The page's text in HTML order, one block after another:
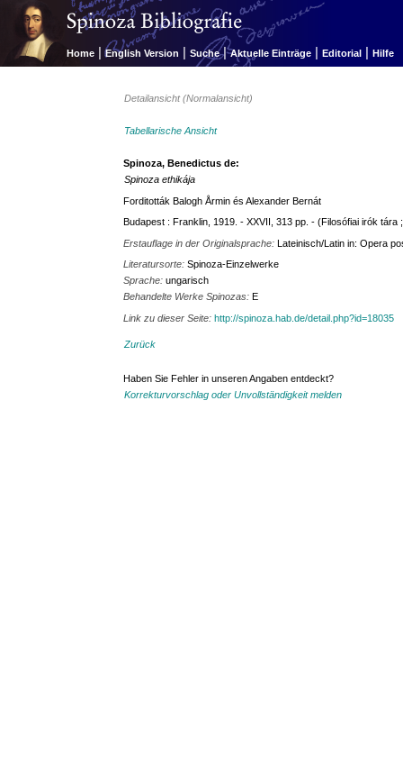
Home | English Version | Suche | Aktuelle Einträge | Editorial | Hilfe
Detailansicht (Normalansicht)
Tabellarische Ansicht
Spinoza, Benedictus de:
Spinoza ethikája
Forditották Balogh Årmin és Alexander Bernát
Budapest : Franklin, 1919. - XXVII, 313 pp. - (Filosófiai irók tára
Erstauflage in der Originalsprache:Lateinisch/Latin in: Opera
Literatursorte:Spinoza-Einzelwerke
Sprache:ungarisch
Behandelte Werke Spinozas:E
Link zu dieser Seite:http://spinoza.hab.de/detail.php?id=18035
Zurück
Haben Sie Fehler in unseren Angaben entdeckt?
Korrekturvorschlag oder Unvollständigkeit melden